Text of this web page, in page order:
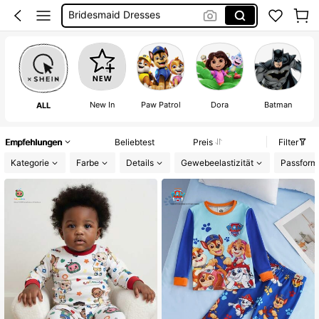
Burkini
Schwangerschaft
Shein
Corset Dresses
Linen
ALL New In Paw Patrol Dora Batman
Empfehlungen Beliebtest Preis
Filter
Kategorie
Farbe Details Gewebeelastizität Passform